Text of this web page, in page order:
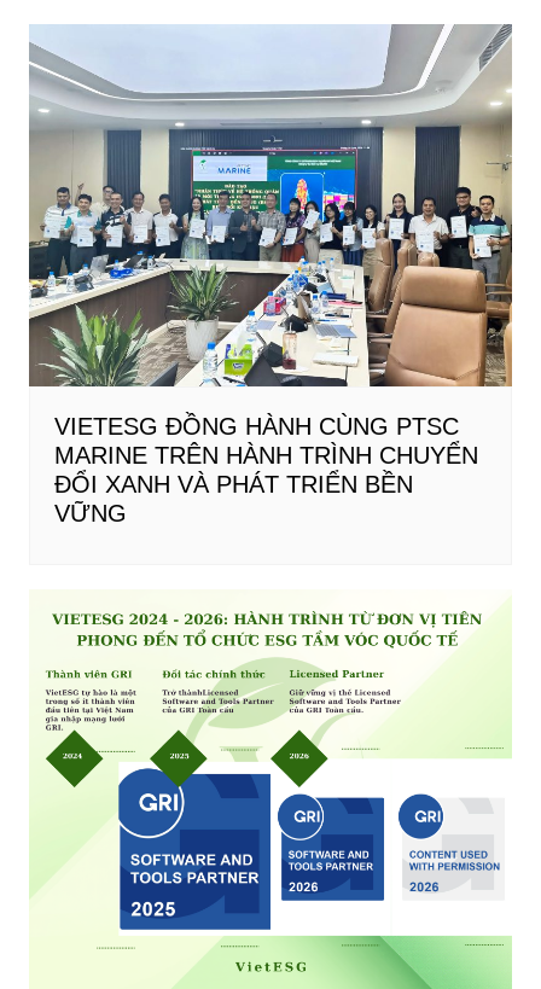
bài
viết
VIETESG ĐỒNG HÀNH CÙNG PTSC
MARINE TRÊN HÀNH TRÌNH CHUYỂN
ĐỔI XANH VÀ PHÁT TRIỂN BỀN
VỮNG